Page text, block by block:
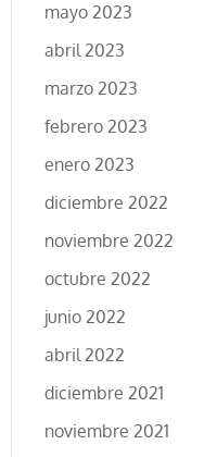
mayo 2023
abril 2023
marzo 2023
febrero 2023
enero 2023
diciembre 2022
noviembre 2022
octubre 2022
junio 2022
abril 2022
diciembre 2021
noviembre 2021